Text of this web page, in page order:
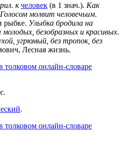
к человек (в 1 знач.). Как
молвит человечьим.
рыбке. Улыбка бродила на
безобразных и красивых.
угрюмый, без тропок, без
Лесная жизнь.
толковом онлайн-словаре
.
толковом онлайн-словаре